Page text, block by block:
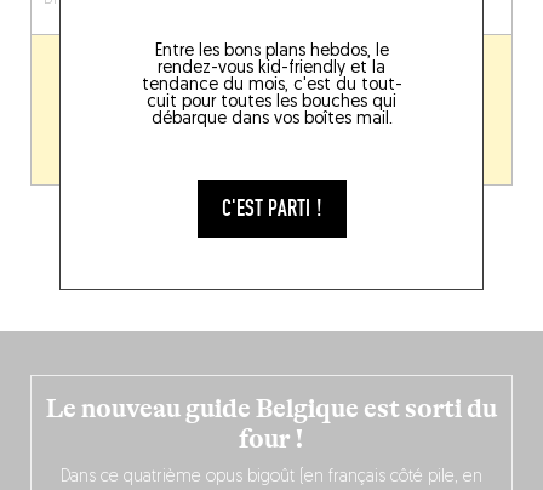
Entre les bons plans hebdos, le
rendez-vous kid-friendly et la
tendance du mois, c'est du tout-
cuit pour toutes les bouches qui
débarque dans vos boîtes mail.
C'EST PARTI !
Le nouveau guide Belgique est sorti du
four !
Dans ce quatrième opus bigoût (en français côté pile, en